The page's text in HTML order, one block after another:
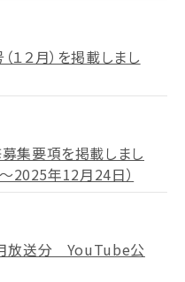
１２月）を掲載しまし
集要項を掲載しまし
2025年12月24日）
月放送分 YouTube公